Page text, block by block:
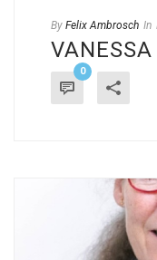
By Felix Ambrosch In
0